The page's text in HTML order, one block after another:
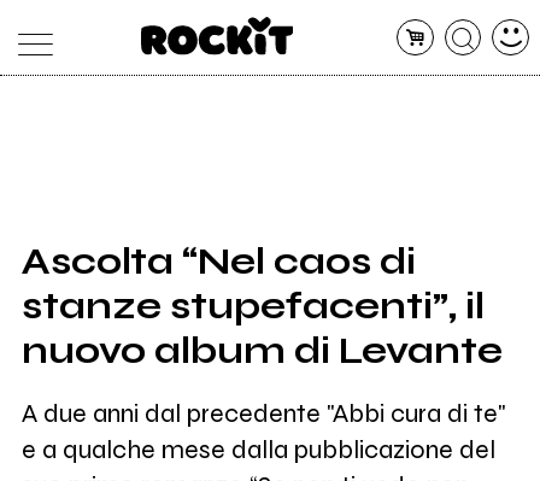
SHOP
RADIO
Ascolta “Nel caos di
stanze stupefacenti”, il
nuovo album di Levante
A due anni dal precedente "Abbi cura di te"
e a qualche mese dalla pubblicazione del